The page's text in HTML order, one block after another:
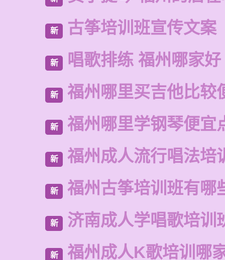
新 古筝培训班宣传文案
新 唱歌排练 福州哪家好
新 福州哪里买吉他比较
新 福州哪里学钢琴便宜
新 福州成人流行唱法培
新 福州古筝培训班有哪
新 济南成人学唱歌培训
新 福州成人K歌培训哪